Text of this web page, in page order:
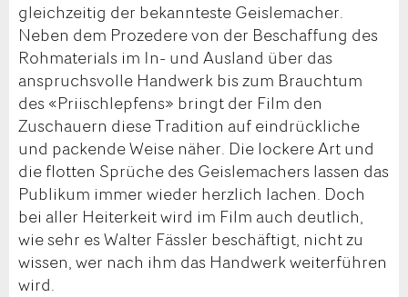
gleichzeitig der bekannteste Geislemacher.
Neben dem Prozedere von der Beschaffung des
Rohmaterials im In- und Ausland über das
anspruchsvolle Handwerk bis zum Brauchtum
des «Priischlepfens» bringt der Film den
Zuschauern diese Tradition auf eindrückliche
und packende Weise näher. Die lockere Art und
die flotten Sprüche des Geislemachers lassen das
Publikum immer wieder herzlich lachen. Doch
bei aller Heiterkeit wird im Film auch deutlich,
wie sehr es Walter Fässler beschäftigt, nicht zu
wissen, wer nach ihm das Handwerk weiterführen
wird.